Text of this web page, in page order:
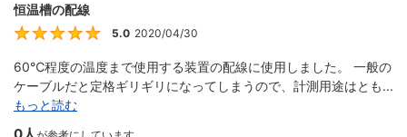
恒温槽の配線
5
5.0 2020/04/30
60℃程度の温度まで使用する装置の配線に使用しました。 一般の
ケーブルだと定格ギリギリになってしまうので、計測用途はとも...
もっと読む
0人